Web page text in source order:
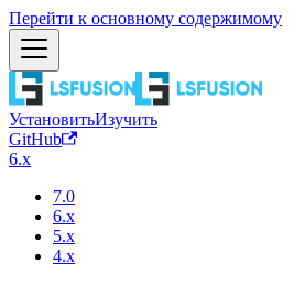
Перейти к основному содержимому
УстановитьИзучить
GitHub
6.x
7.0
6.x
5.x
4.x